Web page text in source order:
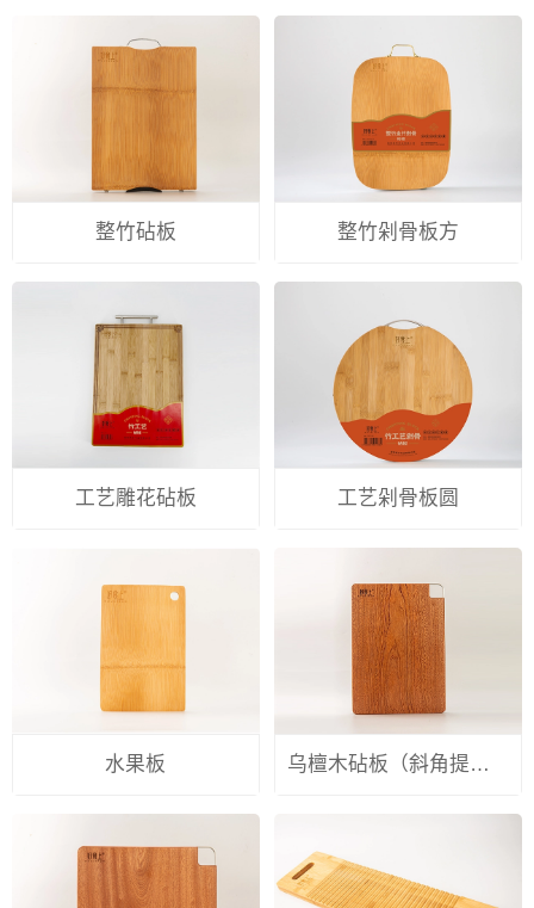
整竹砧板 整竹剁骨板方
工艺雕花砧板 工艺剁骨板圆
水果板 乌檀木砧板（斜角提手）